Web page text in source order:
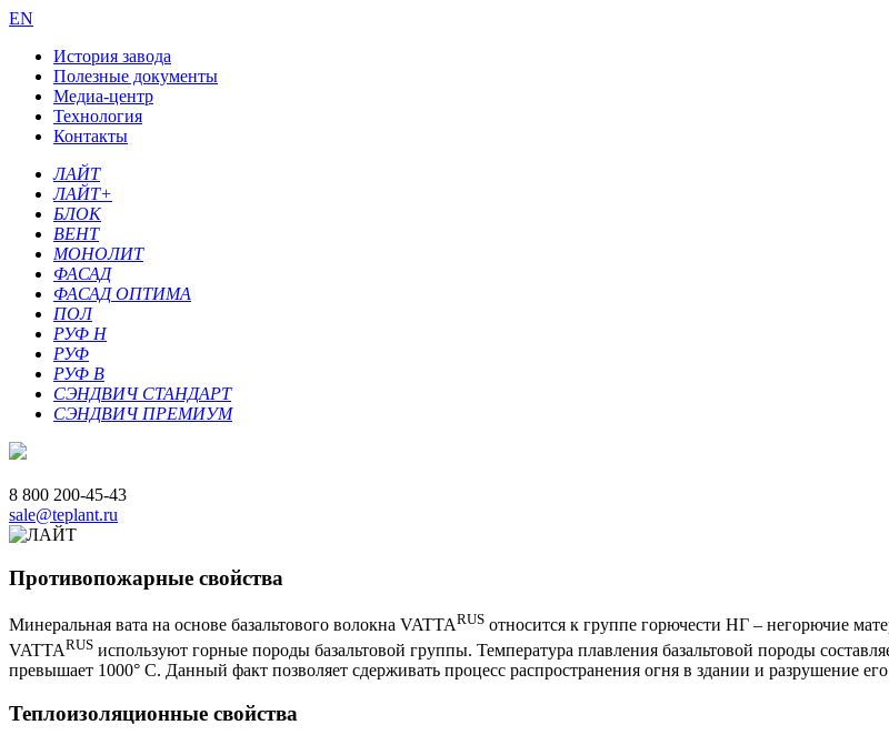
EN
История завода
Полезные документы
Медиа-центр
Технология
Контакты
ЛАЙТ
ЛАЙТ+
БЛОК
ВЕНТ
МОНОЛИТ
ФАСАД
ФАСАД ОПТИМА
ПОЛ
РУФ Н
РУФ
РУФ В
СЭНДВИЧ СТАНДАРТ
СЭНДВИЧ ПРЕМИУМ
8 800 200-45-43
sale@teplant.ru
Противопожарные свойства
Минеральная вата на основе базальтового волокна VATTARUS относится к группе горючести НГ – негорючие
VATTARUS используют горные породы базальтовой группы. Температура плавления базальтовой породы
превышает 1000° C. Данный факт позволяет сдерживать процесс распространения огня в здании и разрушение
Теплоизоляционные свойства